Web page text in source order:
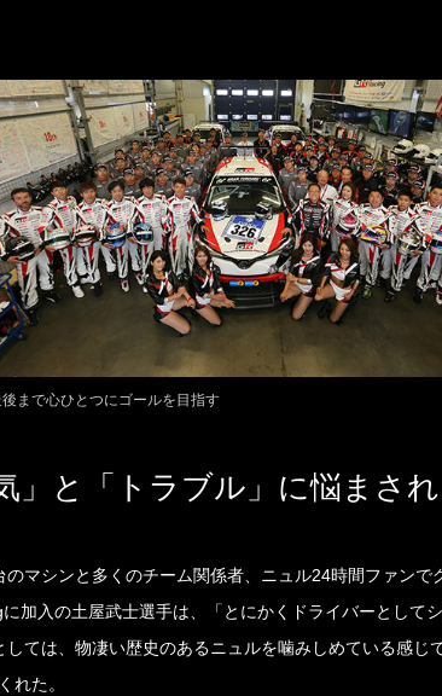
まで心ひとつにゴールを目指す
」と「トラブル」に悩まさ
マシンと多くのチーム関係者、ニュル24時間ファンで
加入の土屋武士選手は、「とにかくドライバーとして
ては、物凄い歴史のあるニュルを噛みしめている感じ
れた。